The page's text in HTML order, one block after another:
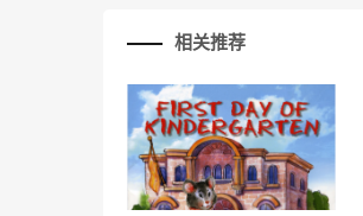
相关推荐